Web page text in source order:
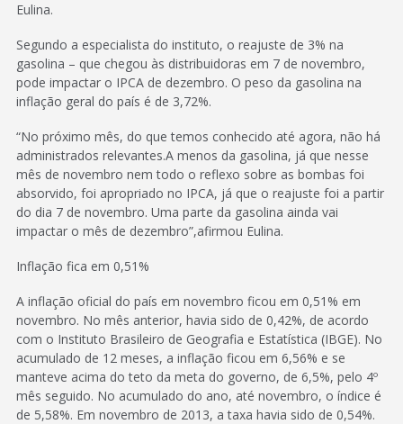
Eulina.
Segundo a especialista do instituto, o reajuste de 3% na
gasolina – que chegou às distribuidoras em 7 de novembro,
pode impactar o IPCA de dezembro. O peso da gasolina na
inflação geral do país é de 3,72%.
“No próximo mês, do que temos conhecido até agora, não há
administrados relevantes.A menos da gasolina, já que nesse
mês de novembro nem todo o reflexo sobre as bombas foi
absorvido, foi apropriado no IPCA, já que o reajuste foi a partir
do dia 7 de novembro. Uma parte da gasolina ainda vai
impactar o mês de dezembro”,afirmou Eulina.
Inflação fica em 0,51%
A inflação oficial do país em novembro ficou em 0,51% em
novembro. No mês anterior, havia sido de 0,42%, de acordo
com o Instituto Brasileiro de Geografia e Estatística (IBGE). No
acumulado de 12 meses, a inflação ficou em 6,56% e se
manteve acima do teto da meta do governo, de 6,5%, pelo 4º
mês seguido. No acumulado do ano, até novembro, o índice é
de 5,58%. Em novembro de 2013, a taxa havia sido de 0,54%.